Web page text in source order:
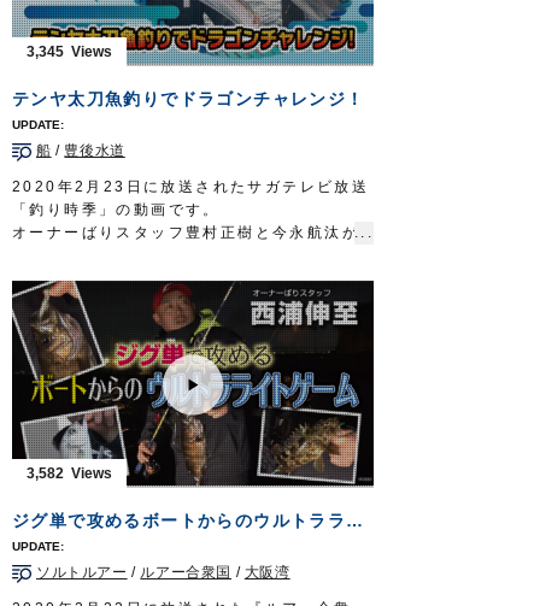
について」
http://www.owner.co.jp/blog/instructor/22069/
ルアー合衆国プラス 三重テレビ放送 毎週
http://lure-us-plus.com/
OWNERMOVIE
オーナーばりwebsite
http://www.owner.co.jp
3,345
テンヤ太刀魚釣りでドラゴンチャレンジ！
船 / 豊後水道
2020年2月23日に放送されたサガテレビ放送
「釣り時季」の動画です。
オーナーばりスタッフ豊村正樹と今永航汰が
魚テンヤゲーム。
様々な誘いでアタリを引き出していきます。
■取材協力…大分県杵築市/Soyamaru様
■使用テンヤ…掛獲船太刀魚テンヤ
釣り時季 サガテレビ毎週日曜日朝5時30分
～6時放送https://turitoki.com/
OWNERMOVIEhttp://ownertv.jp/
オーナーばりwebsite
http://www.owner.co.jp
3,582
ジグ単で攻めるボートからのウルトラライトゲーム
ソルトルアー / ルアー合衆国 / 大阪湾